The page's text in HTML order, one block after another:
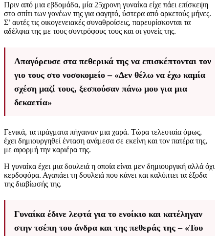
Πριν από μια εβδομάδα, μία 25χρονη γυναίκα είχε πάει επίσκεψη
στο σπίτι των γονέων της για φαγητό, ύστερα από αρκετούς μήνες.
Σ’ αυτές τις οικογενειακές συναθροίσεις, παρευρίσκονται τα
αδέλφια της με τους συντρόφους τους και οι γονείς της.
Απαγόρευσε στα πεθερικά της να επισκέπτονται τον
γιο τους στο νοσοκομείο – «Δεν θέλω να έχω καμία
σχέση μαζί τους, ξεσπούσαν πάνω μου για μια
δεκαετία»
Γενικά, τα πράγματα πήγαιναν μια χαρά. Τώρα τελευταία όμως,
έχει δημιουργηθεί ένταση ανάμεσα σε εκείνη και τον πατέρα της,
με αφορμή την καριέρα της.
Η γυναίκα έχει μια δουλειά η οποία είναι μεν δημιουργική αλλά όχι
κερδοφόρα. Αγαπάει τη δουλειά που κάνει και καλύπτει τα έξοδα
της διαβίωσής της.
Γυναίκα έδινε λεφτά για το ενοίκιο και κατέληγαν
στην τσέπη του άνδρα και της πεθεράς της – «Του